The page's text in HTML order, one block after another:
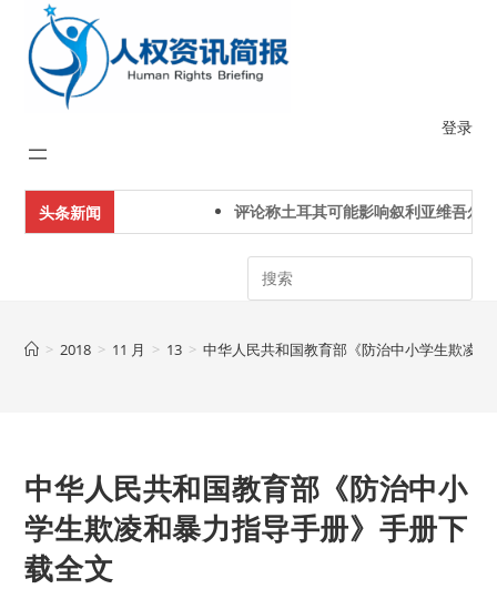
content
登录
头条新闻 评论称土耳其可能影响叙利亚维吾尔人
Search
> 2018 > 11 月 > 13 > 中华人民共和国教育部《防治中小学生欺凌
中华人民共和国教育部《防治中小
学生欺凌和暴力指导手册》手册下
载全文